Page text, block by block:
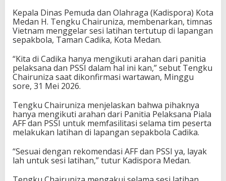
Kepala Dinas Pemuda dan Olahraga (Kadispora) Kota
Medan H. Tengku Chairuniza, membenarkan, timnas
Vietnam menggelar sesi latihan tertutup di lapangan
sepakbola, Taman Cadika, Kota Medan.
“Kita di Cadika hanya mengikuti arahan dari panitia
pelaksana dan PSSI dalam hal ini kan,” sebut Tengku
Chairuniza saat dikonfirmasi wartawan, Minggu
sore, 31 Mei 2026.
Tengku Chairuniza menjelaskan bahwa pihaknya
hanya mengikuti arahan dari Panitia Pelaksana Piala
AFF dan PSSI untuk memfasilitasi selama tim peserta
melakukan latihan di lapangan sepakbola Cadika.
“Sesuai dengan rekomendasi AFF dan PSSI ya, layak
lah untuk sesi latihan,” tutur Kadispora Medan.